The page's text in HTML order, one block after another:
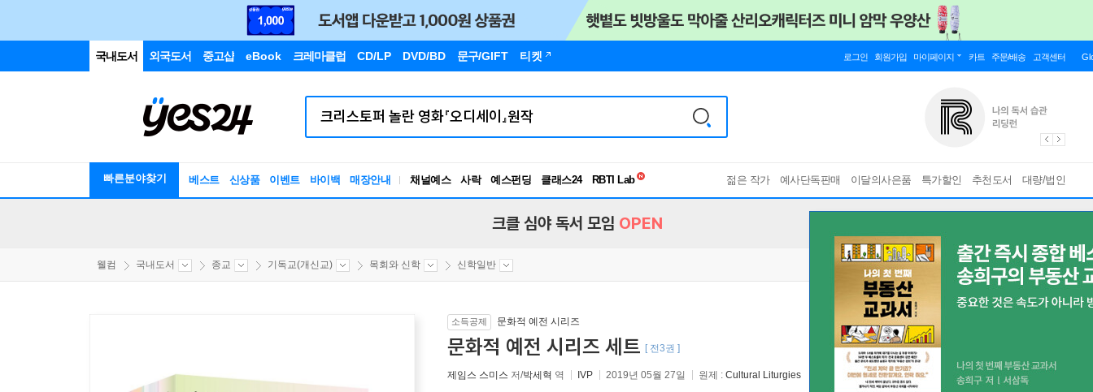
국내도서 외국도서 중고샵 eBook 크레마클럽 CD/LP DVD/BD 문구/GIFT 티켓 로그인 회원가입 마이페이지 카트 주문/배송 고객센터
빠른분야찾기 베스트 신상품 이벤트 바이백 매장안내 채널예스 사락 예스펀딩 클래스24
독서유형검사
젊은 작가 예사단독판매 이달의사은품 특가할인 추천도서 대량/법인
크클 심야 독서 모임 OPEN
웰컴 국내도서 종교 기독교(개신교) 목회와 신학 신학일반
소득공제 문화적 예전 시리즈
문화적 예전 시리즈 세트 [ 전3권 ]
제임스 스미스 저/박세혁 역 IVP 2019년 05월 27일 원제 : Cultural Liturgies